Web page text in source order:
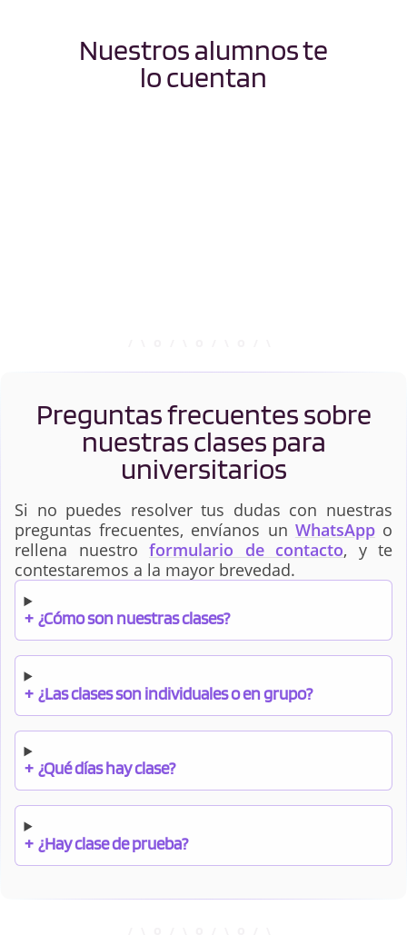
Nuestros alumnos te
lo cuentan
Preguntas frecuentes sobre
nuestras clases para
universitarios
Si no puedes resolver tus dudas con nuestras
preguntas frecuentes, envíanos un WhatsAppo
rellena nuestro formulario de contacto, y te
contestaremos a la mayor brevedad.
+ ¿Cómo son nuestras clases?
+ ¿Las clases son individuales o en grupo?
+ ¿Qué días hay clase?
+ ¿Hay clase de prueba?